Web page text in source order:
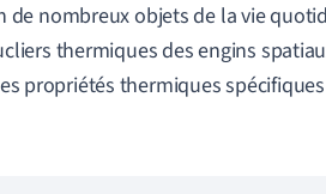
nombreux objets de la vie
thermiques des engins
propriétés thermiques